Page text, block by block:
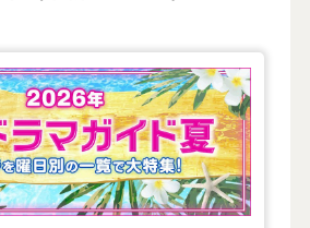
ドラマガイド